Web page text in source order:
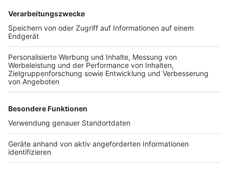
Wegen der Kühlwassereinleitung des Kraftwerks
Niederaußem in den Gillbach können in Bergheim
Rheidt-Hüchelhoven seit Jahren exotischere Fische
wie Guppis oder mittelamerikanische Flussbarsche
schwimmen. Irgendwann haben Menschen dort ihr
Aquarium ausgekippt und die Tiere überlebten in den
wärmeren Temperaturen. Mit Ende des Kohleabbaus
und der Schließung des Kraftwerks wird
kälter werden - und mittelamerikanische Fische
werden wieder nur in Flüssen in Mittelamerika zu
finden sein.